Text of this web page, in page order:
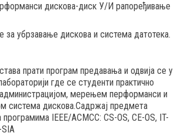
дискова-диск У/И рапоређивање
за убрзавање дискова и система датотека.
прати програм предавања и одвија се у
где се студенти практично
администрацијом, мерењем перформанси и
система дискова.Садржај предмета
IEEE/ACMCC: CS-OS, CE-OS, IT-
SIА